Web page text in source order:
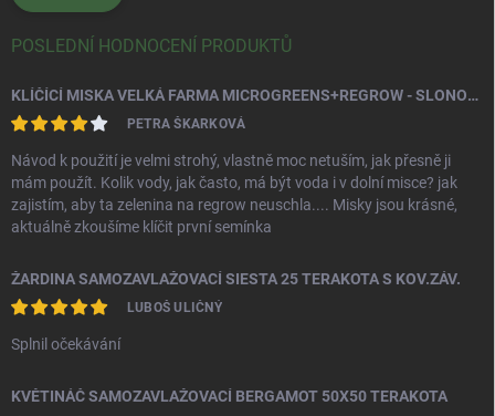
POSLEDNÍ HODNOCENÍ PRODUKTŮ
KLÍČÍCÍ MISKA VELKÁ FARMA MICROGREENS+REGROW - SLONOVÁ KOST
PETRA ŠKARKOVÁ
Návod k použití je velmi strohý, vlastně moc netuším, jak přesně ji
mám použít. Kolik vody, jak často, má být voda i v dolní misce? jak
zajistím, aby ta zelenina na regrow neuschla.... Misky jsou krásné,
aktuálně zkoušíme klíčit první semínka
ŽARDINA SAMOZAVLAŽOVACÍ SIESTA 25 TERAKOTA S KOV.ZÁV.
LUBOŠ ULIČNÝ
Splnil očekávání
KVĚTINÁČ SAMOZAVLAŽOVACÍ BERGAMOT 50X50 TERAKOTA